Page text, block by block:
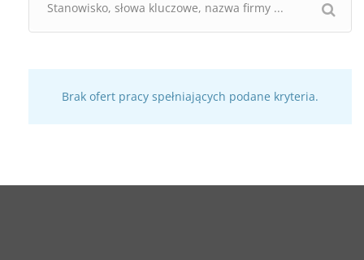
Brak ofert pracy spełniających podane kryteria.